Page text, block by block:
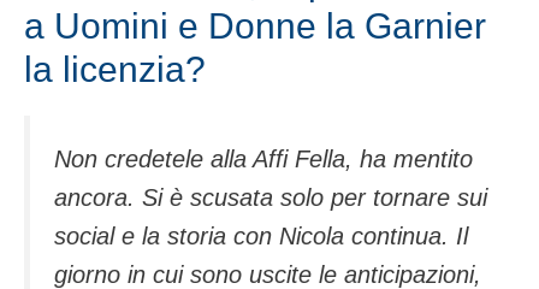
a Uomini e Donne la Garnier
la licenzia?
Non credetele alla Affi Fella, ha mentito
ancora. Si è scusata solo per tornare sui
social e la storia con Nicola continua. Il
giorno in cui sono uscite le anticipazioni,